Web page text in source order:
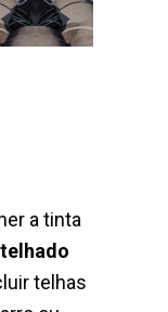
a tinta
telhas